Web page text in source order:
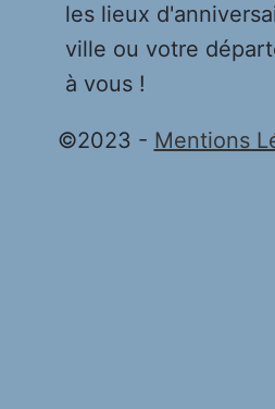
les lieux
ville ou votre
à vous !
©2023 - Mentions